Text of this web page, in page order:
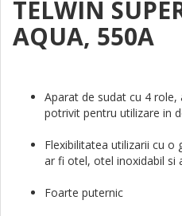
TELWIN
AQUA, 550A
Aparat de sudat cu 4
potrivit pentru utilizare in
Flexibilitatea utilizarii cu o
ar fi otel, otel inoxidabil si
Foarte puternic